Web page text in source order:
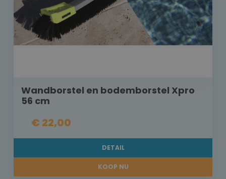
Wandborstel en bodemborstel Xpro
56 cm
€ 22,00
DETAIL
KOOP NU